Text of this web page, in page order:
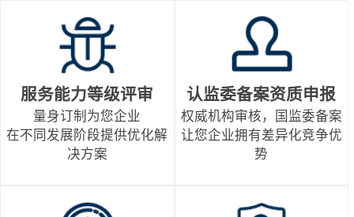
服务能力等级评审
量身订制为您企业
在不同发展阶段提供优化解
决方案
认监委备案资质申报
权威机构审核，国监委备案
让您企业拥有差异化竞争优
势